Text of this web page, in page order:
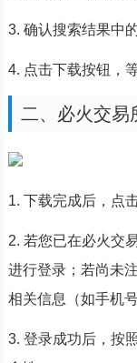
3. 确认搜索结果中
4. 点击下载按钮，
二、必火交易
1. 下载完成后，点
2. 若您已在必火交
进行登录；若尚未
相关信息（如手机
3. 登录成功后，按